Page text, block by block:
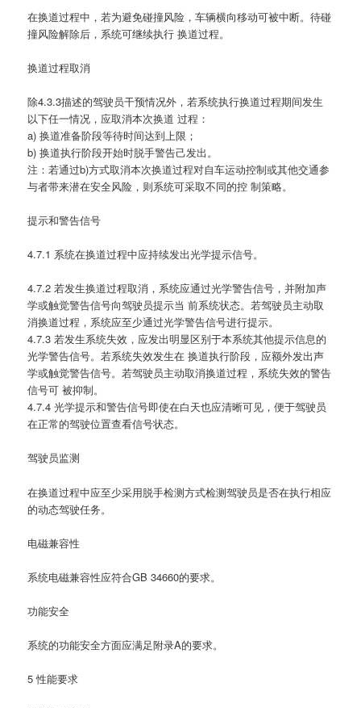
在换道过程中，若为避免碰撞风险，车辆横向移动可被中断。待碰
撞风险解除后，系统可继续执行 换道过程。
换道过程取消
除4.3.3描述的驾驶员干预情况外，若系统执行换道过程期间发生
以下任一情况，应取消本次换道 过程：
a) 换道准备阶段等待时间达到上限；
b) 换道执行阶段开始时脱手警告己发出。
注：若通过b)方式取消本次换道过程对自车运动控制或其他交通参
与者带来潜在安全风险，则系统可采取不同的控 制策略。
提示和警告信号
4.7.1 系统在换道过程中应持续发出光学提示信号。
4.7.2 若发生换道过程取消，系统应通过光学警告信号，并附加声
学或触觉警告信号向驾驶员提示当 前系统状态。若驾驶员主动取
消换道过程，系统应至少通过光学警告信号进行提示。
4.7.3 若发生系统失效，应发出明显区别于本系统其他提示信息的
光学警告信号。若系统失效发生在 换道执行阶段，应额外发出声
学或触觉警告信号。若驾驶员主动取消换道过程，系统失效的警告
信号可 被抑制。
4.7.4 光学提示和警告信号即使在白天也应清晰可见，便于驾驶员
在正常的驾驶位置查看信号状态。
驾驶员监测
在换道过程中应至少采用脱手检测方式检测驾驶员是否在执行相应
的动态驾驶任务。
电磁兼容性
系统电磁兼容性应符合GB 34660的要求。
功能安全
系统的功能安全方面应满足附录A的要求。
5 性能要求